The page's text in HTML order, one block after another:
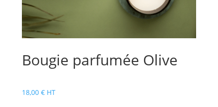
Bougie parfumée Olive
18,00 € HT